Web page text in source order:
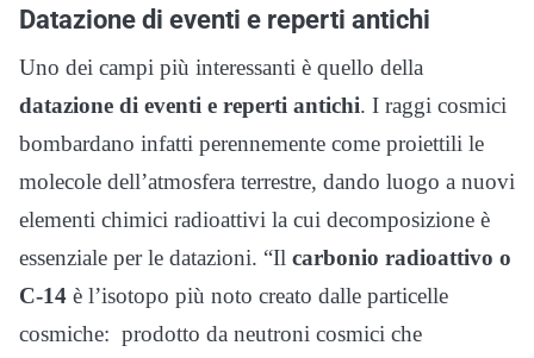
Datazione di eventi e reperti antichi
Uno dei campi più interessanti è quello della
datazione di eventi e reperti antichi. I raggi cosmici
bombardano infatti perennemente come proiettili le
molecole dell’atmosfera terrestre, dando luogo a nuovi
elementi chimici radioattivi la cui decomposizione è
essenziale per le datazioni. “Il carbonio radioattivo o
C-14 è l’isotopo più noto creato dalle particelle
cosmiche: prodotto da neutroni cosmici che